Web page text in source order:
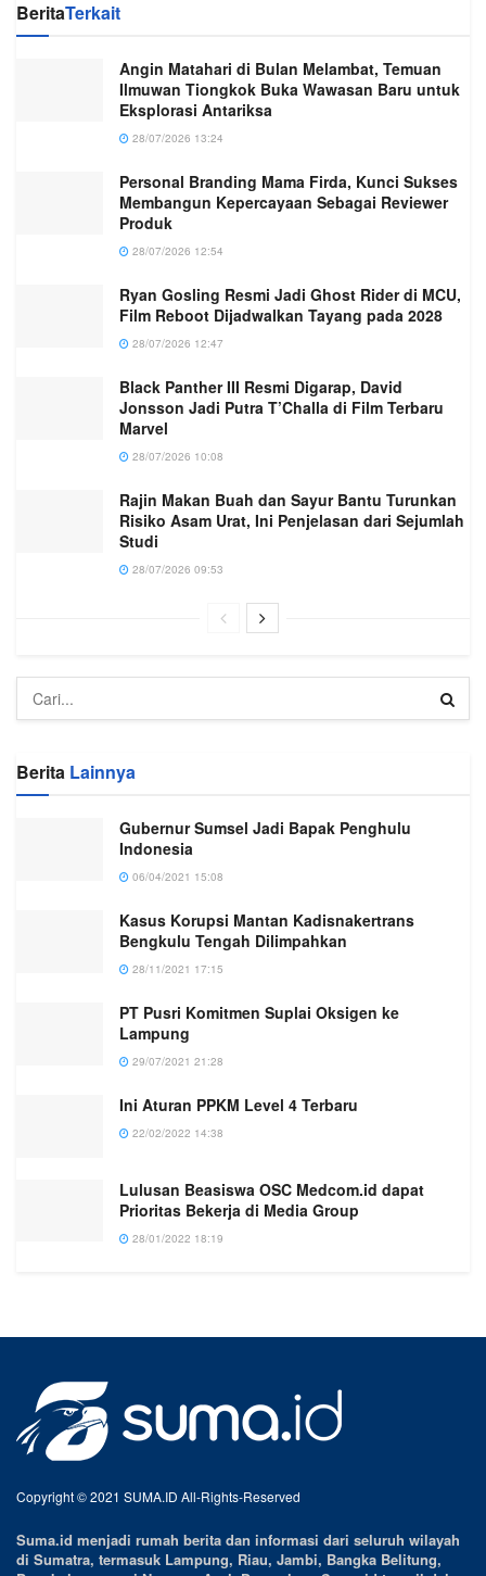
BeritaTerkait
Angin Matahari di Bulan Melambat, Temuan
Ilmuwan Tiongkok Buka Wawasan Baru untuk
Eksplorasi Antariksa
28/07/2026 13:24
Personal Branding Mama Firda, Kunci Sukses
Membangun Kepercayaan Sebagai Reviewer
Produk
28/07/2026 12:54
Ryan Gosling Resmi Jadi Ghost Rider di MCU,
Film Reboot Dijadwalkan Tayang pada 2028
28/07/2026 12:47
Black Panther III Resmi Digarap, David
Jonsson Jadi Putra T’Challa di Film Terbaru
Marvel
28/07/2026 10:08
Rajin Makan Buah dan Sayur Bantu Turunkan
Risiko Asam Urat, Ini Penjelasan dari Sejumlah
Studi
28/07/2026 09:53
Berita Lainnya
Gubernur Sumsel Jadi Bapak Penghulu
Indonesia
06/04/2021 15:08
Kasus Korupsi Mantan Kadisnakertrans
Bengkulu Tengah Dilimpahkan
28/11/2021 17:15
PT Pusri Komitmen Suplai Oksigen ke
Lampung
29/07/2021 21:28
Ini Aturan PPKM Level 4 Terbaru
22/02/2022 14:38
Lulusan Beasiswa OSC Medcom.id dapat
Prioritas Bekerja di Media Group
28/01/2022 18:19
Copyright © 2021 SUMA.ID All-Rights-Reserved
Suma.id menjadi rumah berita dan informasi dari seluruh wilayah
di Sumatra, termasuk Lampung, Riau, Jambi, Bangka Belitung,